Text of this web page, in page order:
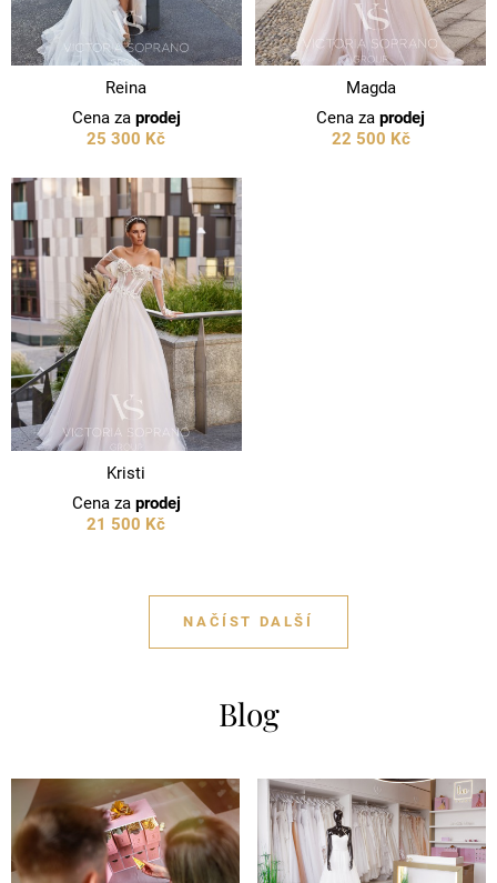
Reina
Cena za prodej
25 300 Kč
Magda
Cena zaprodej
22 500 Kč
Kristi
Cena za prodej
21 500 Kč
NAČÍST DALŠÍ
Blog